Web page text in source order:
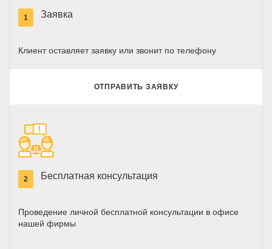
1 Заявка
Клиент оставляет заявку или звонит по телефону
ОТПРАВИТЬ ЗАЯВКУ
2 Бесплатная консультация
Проведение личной бесплатной консультации в офисе
нашей фирмы